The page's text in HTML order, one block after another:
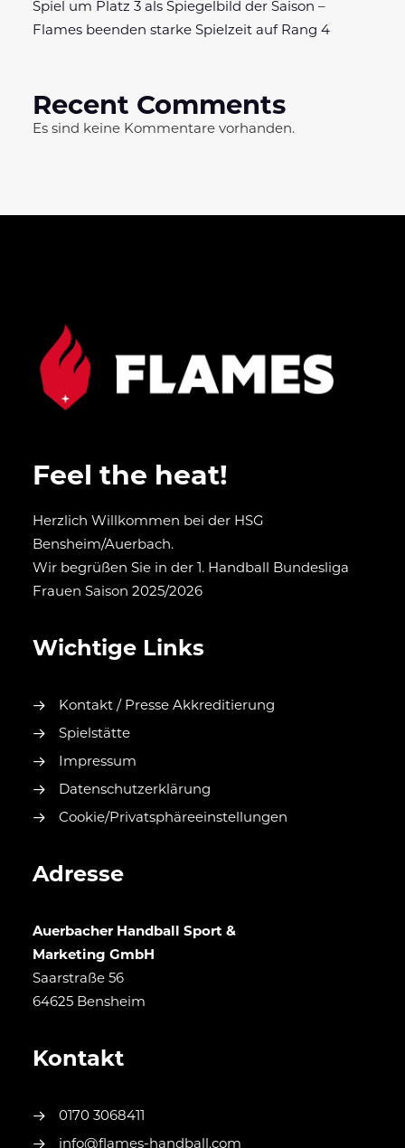
Spiel um Platz 3 als Spiegelbild der Saison –
Flames beenden starke Spielzeit auf Rang 4
Recent Comments
Es sind keine Kommentare vorhanden.
Feel the heat!
Herzlich Willkommen bei der HSG
Bensheim/Auerbach.
Wir begrüßen Sie in der 1. Handball Bundesliga
Frauen Saison 2025/2026
Wichtige Links
Kontakt / Presse Akkreditierung
Spielstätte
Impressum
Datenschutzerklärung
Cookie/Privatsphäreeinstellungen
Adresse
Auerbacher Handball Sport &
Marketing GmbH
Saarstraße 56
64625 Bensheim
Kontakt
0170 3068411
info@flames-handball.com